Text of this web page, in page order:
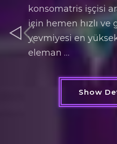
konsomatris işçisi
için hemen hızlı ve
yevmiyesi en
eleman …
Show